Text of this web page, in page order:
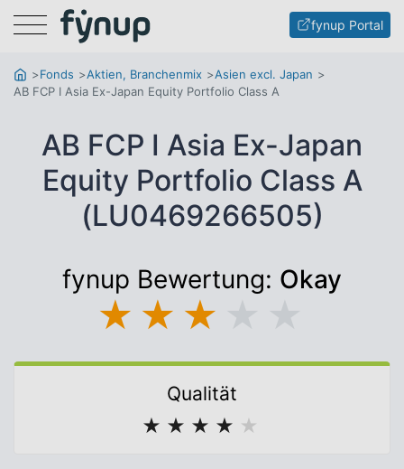
Menu fynup Portal
Fonds Aktien, Branchenmix
Asien excl. Japan
AB FCP I Asia Ex-Japan Equity Portfolio Class A
AB FCP I Asia Ex-Japan
Equity Portfolio Class A
(LU0469266505)
fynup Bewertung: Okay
★ ★ ★
Qualität
★ ★ ★ ★ ★